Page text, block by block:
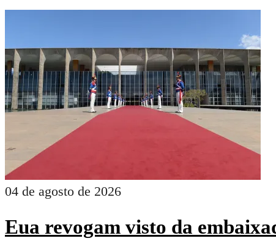
04 de agosto de 2026
Eua revogam visto da